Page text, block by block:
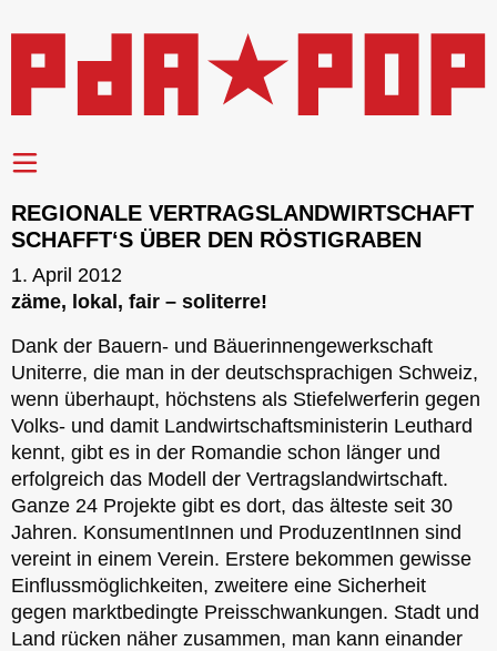
REGIONALE VERTRAGSLANDWIRTSCHAFT
SCHAFFT‘S ÜBER DEN RÖSTIGRABEN
1. April 2012
zäme, lokal, fair – soliterre!
Dank der Bauern- und Bäuerinnengewerkschaft
Uniterre, die man in der deutschsprachigen Schweiz,
wenn überhaupt, höchstens als Stiefelwerferin gegen
Volks- und damit Landwirtschaftsministerin Leuthard
kennt, gibt es in der Romandie schon länger und
erfolgreich das Modell der Vertragslandwirtschaft.
Ganze 24 Projekte gibt es dort, das älteste seit 30
Jahren. KonsumentInnen und ProduzentInnen sind
vereint in einem Verein. Erstere bekommen gewisse
Einflussmöglichkeiten, zweitere eine Sicherheit
gegen marktbedingte Preisschwankungen. Stadt und
Land rücken näher zusammen, man kann einander